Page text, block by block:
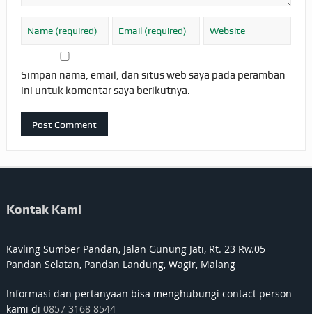
Simpan nama, email, dan situs web saya pada peramban
ini untuk komentar saya berikutnya.
Kontak Kami
Kavling Sumber Pandan, Jalan Gunung Jati, Rt. 23 Rw.05
Pandan Selatan, Pandan Landung, Wagir, Malang
Informasi dan pertanyaan bisa menghubungi contact person
kami di 0857 3168 8544